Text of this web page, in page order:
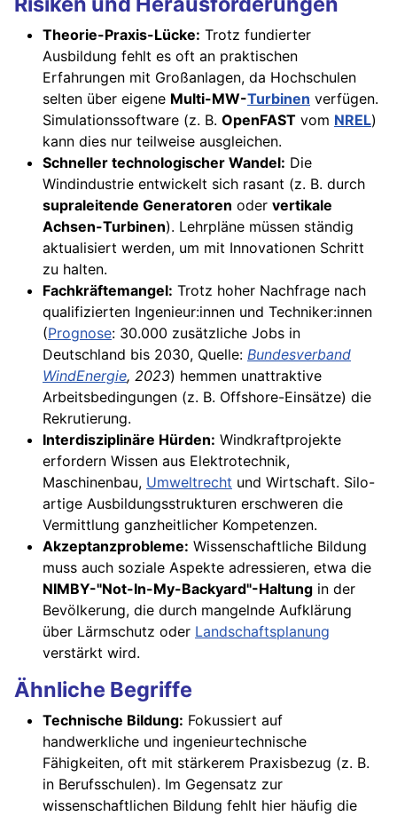
Theorie-Praxis-Lücke: Trotz fundierter
Ausbildung fehlt es oft an praktischen
Erfahrungen mit Großanlagen, da Hochschulen
selten über eigene Multi-MW-Turbinen verfügen.
Simulationssoftware (z. B. OpenFAST vom NREL)
kann dies nur teilweise ausgleichen.
Schneller technologischer Wandel: Die
Windindustrie entwickelt sich rasant (z. B. durch
supraleitende Generatoren oder vertikale
Achsen-Turbinen). Lehrpläne müssen ständig
aktualisiert werden, um mit Innovationen Schritt
zu halten.
Fachkräftemangel: Trotz hoher Nachfrage nach
qualifizierten Ingenieur:innen und Techniker:innen
(Prognose: 30.000 zusätzliche Jobs in
Deutschland bis 2030, Quelle: Bundesverband
WindEnergie, 2023) hemmen unattraktive
Arbeitsbedingungen (z. B. Offshore-Einsätze) die
Rekrutierung.
Interdisziplinäre Hürden: Windkraftprojekte
erfordern Wissen aus Elektrotechnik,
Maschinenbau, Umweltrecht und Wirtschaft. Silo-
artige Ausbildungsstrukturen erschweren die
Vermittlung ganzheitlicher Kompetenzen.
Akzeptanzprobleme: Wissenschaftliche Bildung
muss auch soziale Aspekte adressieren, etwa die
NIMBY-"Not-In-My-Backyard"-Haltung in der
Bevölkerung, die durch mangelnde Aufklärung
über Lärmschutz oder Landschaftsplanung
verstärkt wird.
Ähnliche Begriffe
Technische Bildung: Fokussiert auf
handwerkliche und ingenieurtechnische
Fähigkeiten, oft mit stärkerem Praxisbezug (z. B.
in Berufsschulen). Im Gegensatz zur
wissenschaftlichen Bildung fehlt hier häufig die